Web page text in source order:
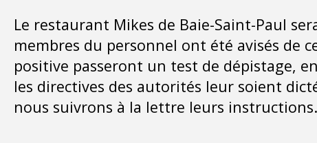
Le restaurant Mikes de Baie-Saint-Paul
membres du personnel ont été avisés de
positive passeront un test de dépistage,
les directives des autorités leur soient
nous suivrons à la lettre leurs